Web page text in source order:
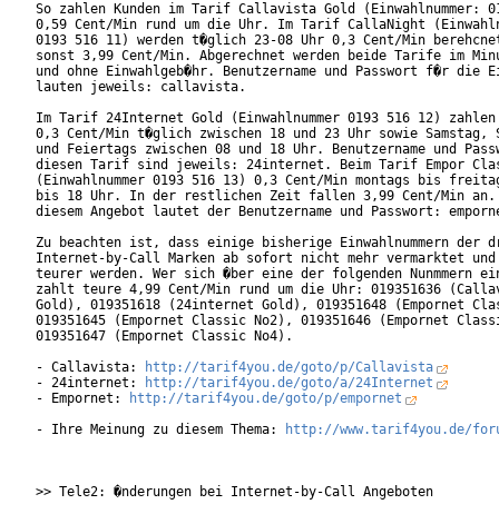
So zahlen Kunden im Tarif Callavista Gold (Einwahlnummer:
0,59 Cent/Min rund um die Uhr. Im Tarif CallaNight
0193 516 11) werden t�glich 23-08 Uhr 0,3 Cent/Min
sonst 3,99 Cent/Min. Abgerechnet werden beide Tarife im
und ohne Einwahlgeb�hr. Benutzername und Passwort f�r die
lauten jeweils: callavista.
Im Tarif 24Internet Gold (Einwahlnummer 0193 516 12) zahlen
0,3 Cent/Min t�glich zwischen 18 und 23 Uhr sowie Samstag,
und Feiertags zwischen 08 und 18 Uhr. Benutzername und
diesen Tarif sind jeweils: 24internet. Beim Tarif Empor
(Einwahlnummer 0193 516 13) 0,3 Cent/Min montags bis
bis 18 Uhr. In der restlichen Zeit fallen 3,99 Cent/Min an.
diesem Angebot lautet der Benutzername und Passwort:
Zu beachten ist, dass einige bisherige Einwahlnummern der
Internet-by-Call Marken ab sofort nicht mehr vermarktet und
teurer werden. Wer sich �ber eine der folgenden Nunmmern
zahlt teure 4,99 Cent/Min rund um die Uhr: 019351636
Gold), 019351618 (24internet Gold), 019351648 (Empornet
019351645 (Empornet Classic No2), 019351646 (Empornet
019351647 (Empornet Classic No4).
- Callavista:
http://tarif4you.de/goto/p/Callavista
- 24internet:
http://tarif4you.de/goto/a/24Internet
- Empornet:
http://tarif4you.de/goto/p/empornet
- Ihre Meinung zu diesem Thema:
http://www.tarif4you.de/
>> Tele2: �nderungen bei Internet-by-Call Angeboten